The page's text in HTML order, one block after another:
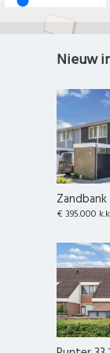
Nieuw
€ 395.000 k.k